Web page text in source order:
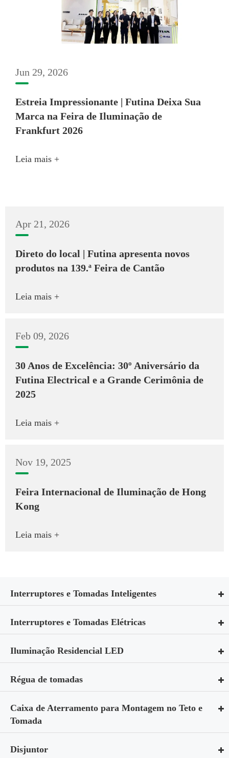
Jun 29, 2026
Estreia Impressionante | Futina Deixa Sua
Marca na Feira de Iluminação de
Frankfurt 2026
Leia mais +
Apr 21, 2026
Direto do local | Futina apresenta novos
produtos na 139.ª Feira de Cantão
Leia mais +
Feb 09, 2026
30 Anos de Excelência: 30º Aniversário da
Futina Electrical e a Grande Cerimônia de
2025
Leia mais +
Nov 19, 2025
Feira Internacional de Iluminação de Hong
Kong
Leia mais +
Interruptores e Tomadas Inteligentes
Interruptores e Tomadas Elétricas
Iluminação Residencial LED
Régua de tomadas
Caixa de Aterramento para Montagem no Teto e
Tomada
Disjuntor